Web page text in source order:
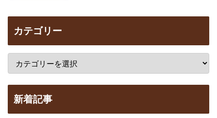
カテゴリー
新着記事